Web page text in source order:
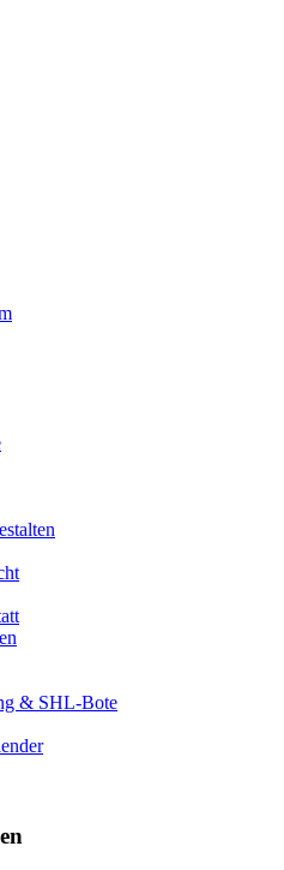
& SHL-Bote